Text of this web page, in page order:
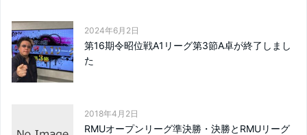
2024年6月2日
第16期令昭位戦A1リーグ第3節A卓が終了しまし
た
2018年4月2日
RMUオープンリーグ準決勝・決勝とRMUリーグ